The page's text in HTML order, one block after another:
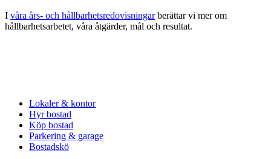
I våra års- och hållbarhetsredovisningarberättar vi mer om
hållbarhetsarbetet, våra åtgärder, mål och resultat.
Lokaler & kontor
Hyr bostad
Köp bostad
Parkering & garage
Bostadskö